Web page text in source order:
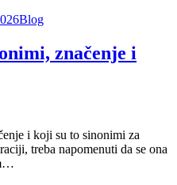
Blog
značenje i
i koji su to sinonimi za
treba napomenuti da se ona